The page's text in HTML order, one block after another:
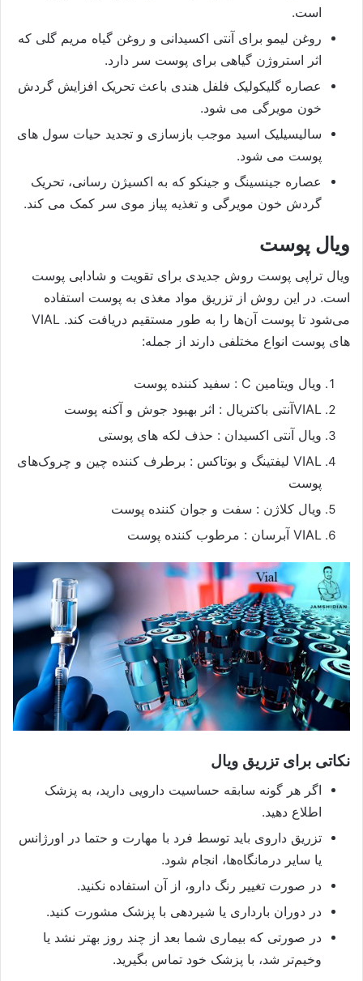
است.
روغن ليمو برای آنتی اکسیدانی و روغن گياه مريم گلی که
اثر استروژن گیاهی برای پوست سر دارد.
عصاره گليکوليک فلفل هندی باعث تحریک افزایش گردش
خون مویرگی می شود.
ساليسيليک اسيد موجب بازسازی و تجدید حیات سول های
پوست می شود.
عصاره جینسینگ و جینکو که به اکسیژن رسانی، تحريک
گردش خون مويرگی و تغذیه پیاز موی سر کمک می کند.
ویال پوست
ویال تراپی پوست روش جدیدی برای تقویت و شادابی پوست
است. در این روش از تزریق مواد مغذی به پوست استفاده
می‌شود تا پوست آن‌ها را به طور مستقیم دریافت کند. VIAL
های پوست انواع مختلفی دارند از جمله:
ویال ویتامین C : سفید کننده پوست
VIALآنتی باکتریال : اثر بهبود جوش و آکنه پوست
ویال آنتی اکسیدان : حذف لکه های پوستی
VIAL لیفتینگ و بوتاکس : برطرف کننده چین و چروک‌های
پوست
ویال کلاژن : سفت و جوان کننده پوست
VIAL آبرسان : مرطوب کننده پوست
نکاتی برای تزریق ویال
اگر هر گونه سابقه حساسیت دارویی دارید، به پزشک
اطلاع دهید.
تزریق داروی باید توسط فرد با مهارت و حتما در اورژانس
یا سایر درمانگاه‌ها، انجام شود.
در صورت تغییر رنگ دارو، از آن استفاده نکنید.
در دوران بارداری یا شیردهی با پزشک مشورت کنید.
در صورتی که بیماری شما بعد از چند روز بهتر نشد یا
وخیم‌تر شد، با پزشک خود تماس بگیرید.